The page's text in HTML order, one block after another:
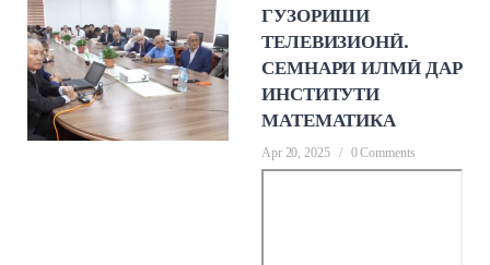
ГУЗОРИШИ
ТЕЛЕВИЗИОНӢ.
СЕМНАРИ ИЛМӢ ДАР
ИНСТИТУТИ
МАТЕМАТИКА
Apr 20, 2025 / 0 Comments